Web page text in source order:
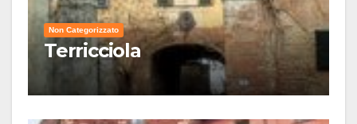
Non Categorizzato
Terricciola